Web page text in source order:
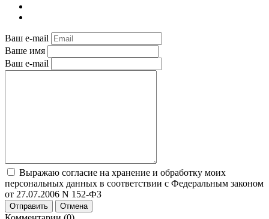
Ваш e-mail
Ваше имя
Ваш e-mail
Выражаю согласие на хранение и обработку моих
персональных данных в соответствии с Федеральным законом
от 27.07.2006 N 152-ФЗ
Отправить Отмена